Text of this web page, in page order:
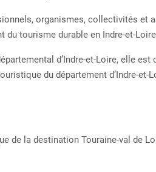
organismes, collectivités et
tourisme durable en Indre-et-
d’Indre-et-Loire, elle est
du département d’Indre-et-
de la destination Touraine-val de